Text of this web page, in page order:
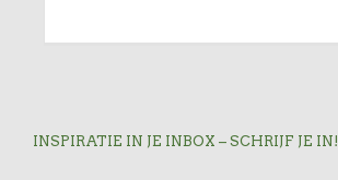
INSPIRATIE IN JE INBOX – SCHRIJF JE IN!